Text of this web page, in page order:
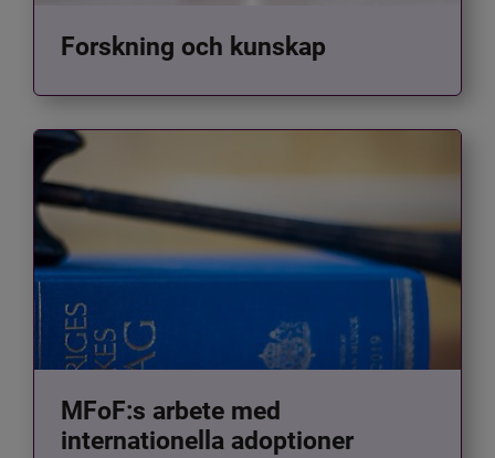
Forskning och kunskap
MFoF:s arbete med
internationella adoptioner